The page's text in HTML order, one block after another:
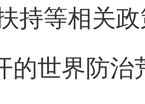
持等相关
的世界防治